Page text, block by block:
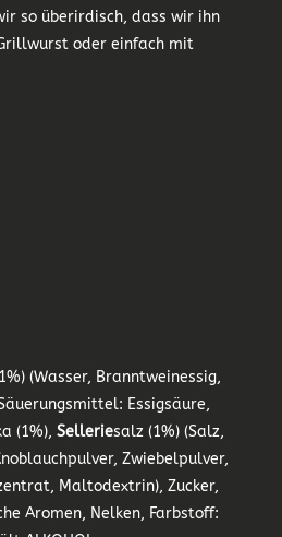
so überirdisch, dass wir ihn
oder einfach mit
(Wasser, Branntweinessig,
Essigsäure,
(1%),Selleriesalz (1%) (Salz,
Zwiebelpulver,
Maltodextrin), Zucker,
Aromen, Nelken, Farbstoff: